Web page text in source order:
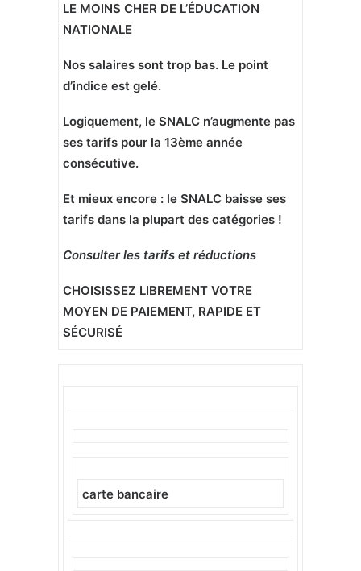
LE MOINS CHER DE L’ÉDUCATION
NATIONALE
Nos salaires sont trop bas. Le point
d’indice est gelé.
Logiquement, le SNALC n’augmente pas
ses tarifs pour la 13ème année
consécutive.
Et mieux encore : le SNALC baisse ses
tarifs dans la plupart des catégories !
Consulter les tarifs et réductions
CHOISISSEZ LIBREMENT VOTRE
MOYEN DE PAIEMENT, RAPIDE ET
SÉCURISÉ
carte bancaire